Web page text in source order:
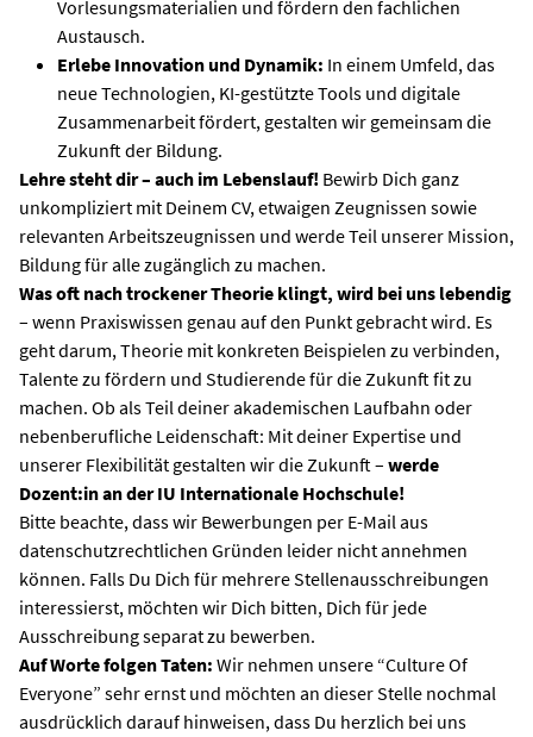
Vorlesungsmaterialien und fördern den fachlichen
Austausch.
Erlebe Innovation und Dynamik: In einem Umfeld, das
neue Technologien, KI-gestützte Tools und digitale
Zusammenarbeit fördert, gestalten wir gemeinsam die
Zukunft der Bildung.
Lehre steht dir – auch im Lebenslauf! Bewirb Dich ganz
unkompliziert mit Deinem CV, etwaigen Zeugnissen sowie
relevanten Arbeitszeugnissen und werde Teil unserer Mission,
Bildung für alle zugänglich zu machen.
Was oft nach trockener Theorie klingt, wird bei uns lebendig
– wenn Praxiswissen genau auf den Punkt gebracht wird. Es
geht darum, Theorie mit konkreten Beispielen zu verbinden,
Talente zu fördern und Studierende für die Zukunft fit zu
machen. Ob als Teil deiner akademischen Laufbahn oder
nebenberufliche Leidenschaft: Mit deiner Expertise und
unserer Flexibilität gestalten wir die Zukunft – werde
Dozent:in an der IU Internationale Hochschule!
Bitte beachte, dass wir Bewerbungen per E-Mail aus
datenschutzrechtlichen Gründen leider nicht annehmen
können. Falls Du Dich für mehrere Stellenausschreibungen
interessierst, möchten wir Dich bitten, Dich für jede
Ausschreibung separat zu bewerben.
Auf Worte folgen Taten: Wir nehmen unsere “Culture Of
Everyone” sehr ernst und möchten an dieser Stelle nochmal
ausdrücklich darauf hinweisen, dass Du herzlich bei uns